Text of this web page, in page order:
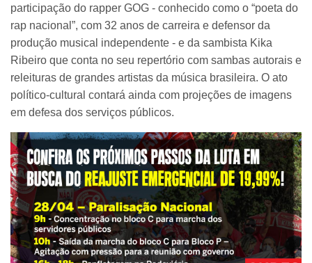
participação do rapper GOG - conhecido como o “poeta do
rap nacional”, com 32 anos de carreira e defensor da
produção musical independente - e da sambista Kika
Ribeiro que conta no seu repertório com sambas autorais e
releituras de grandes artistas da música brasileira. O ato
político-cultural contará ainda com projeções de imagens
em defesa dos serviços públicos.